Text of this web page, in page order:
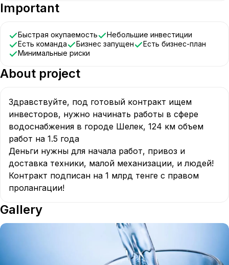
Important
Быстрая окупаемость
Небольшие инвестиции
Есть команда
Бизнес запущен
Есть бизнес-план
Минимальные риски
About project
Здравствуйте, под готовый контракт ищем
инвесторов, нужно начинать работы в сфере
водоснабжения в городе Шелек, 124 км объем
работ на 1.5 года
Деньги нужны для начала работ, привоз и
доставка техники, малой механизации, и людей!
Контракт подписан на 1 млрд тенге с правом
пролангации!
Gallery